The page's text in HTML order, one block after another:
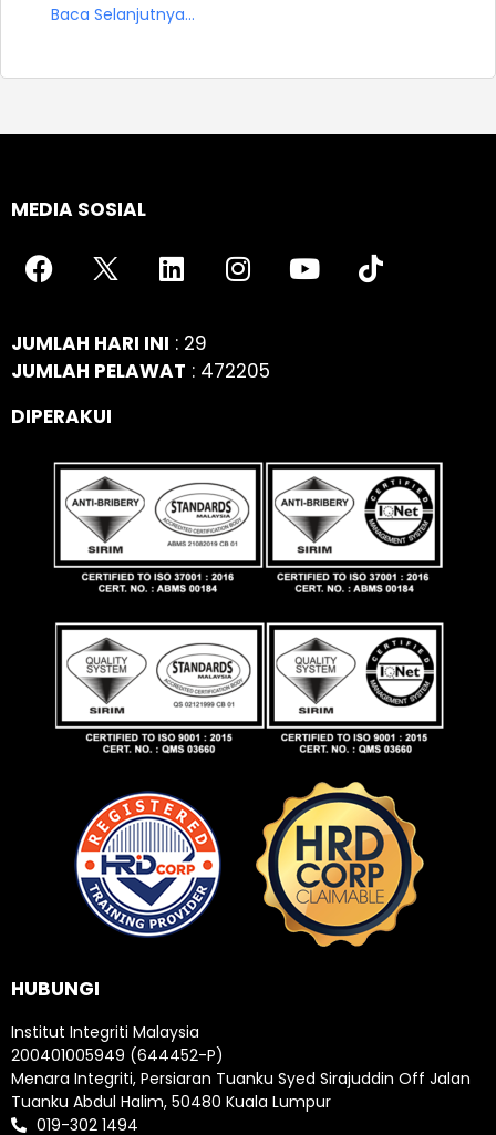
Baca Selanjutnya...
MEDIA SOSIAL
JUMLAH HARI INI : 29
JUMLAH PELAWAT : 472205
DIPERAKUI
HUBUNGI
Institut Integriti Malaysia
200401005949 (644452-P)
Menara Integriti, Persiaran Tuanku Syed Sirajuddin Off Jalan
Tuanku Abdul Halim, 50480 Kuala Lumpur
019-302 1494